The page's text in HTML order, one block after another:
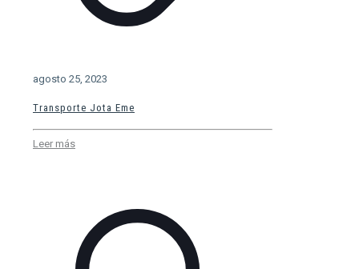
agosto 25, 2023
Transporte Jota Eme
Leer más